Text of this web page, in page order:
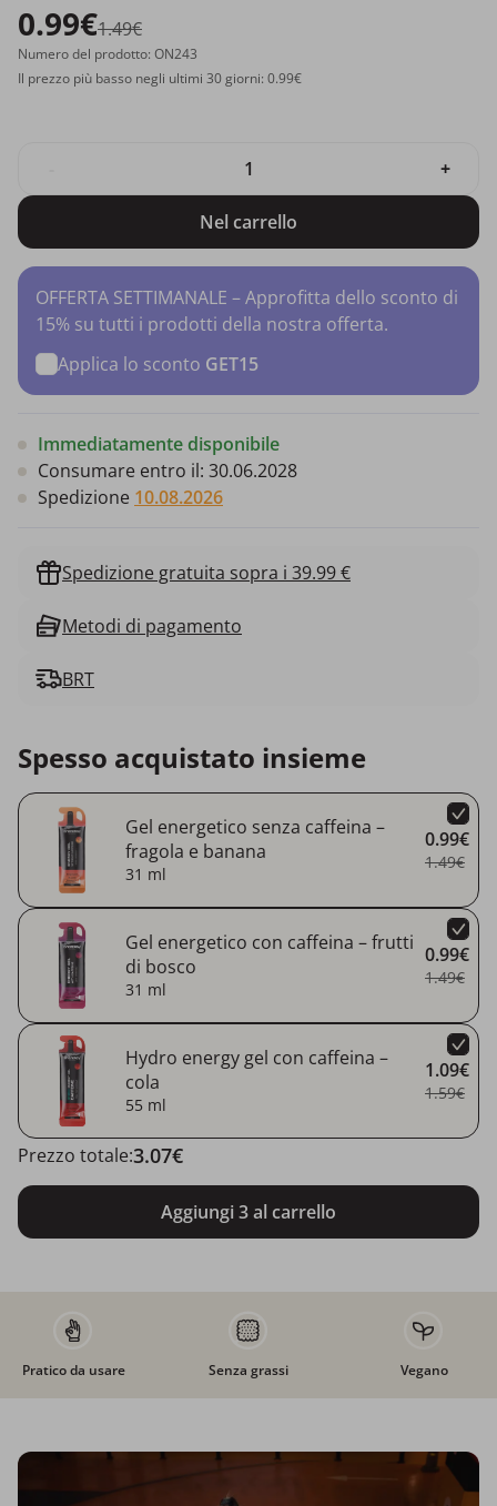
0.99€1.49€
Numero del prodotto: ON243
Il prezzo più basso negli ultimi 30 giorni: 0.99€
+
Nel carrello
OFFERTA SETTIMANALE – Approfitta dello sconto di
15% su tutti i prodotti della nostra offerta.
Applica lo sconto GET15
Immediatamente disponibile
Consumare entro il: 30.06.2028
Spedizione 10.08.2026
Spedizione gratuita sopra i 39.99 €
Metodi di pagamento
BRT
Spesso acquistato insieme
Gel energetico senza caffeina –
fragola e banana
31 ml
0.99€
1.49€
Gel energetico con caffeina – frutti
di bosco
31 ml
0.99€
1.49€
Hydro energy gel con caffeina –
cola
55 ml
1.09€
1.59€
Aggiungi 3 al carrello
Prezzo totale:3.07€
Pratico da usare Senza grassi Vegano